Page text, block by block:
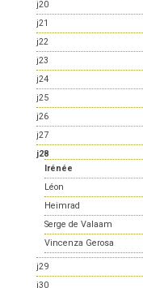
j20
j21
j22
j23
j24
j25
j26
j27
j28
Irénée
Léon
Heimrad
Serge de Valaam
Vincenza Gerosa
j29
j30